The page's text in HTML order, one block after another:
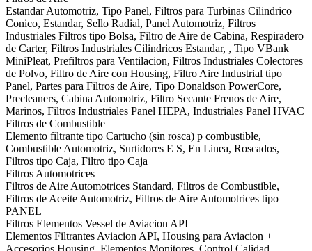
Estandar Automotriz, Tipo Panel, Filtros para Turbinas Cilindrico
Conico, Estandar, Sello Radial, Panel Automotriz, Filtros
Industriales Filtros tipo Bolsa, Filtro de Aire de Cabina, Respiradero
de Carter, Filtros Industriales Cilindricos Estandar, , Tipo VBank
MiniPleat, Prefiltros para Ventilacion, Filtros Industriales Colectores
de Polvo, Filtro de Aire con Housing, Filtro Aire Industrial tipo
Panel, Partes para Filtros de Aire, Tipo Donaldson PowerCore,
Precleaners, Cabina Automotriz, Filtro Secante Frenos de Aire,
Marinos, Filtros Industriales Panel HEPA, Industriales Panel HVAC
Filtros de Combustible
Elemento filtrante tipo Cartucho (sin rosca) p combustible,
Combustible Automotriz, Surtidores E S, En Linea, Roscados,
Filtros tipo Caja, Filtro tipo Caja
Filtros Automotrices
Filtros de Aire Automotrices Standard, Filtros de Combustible,
Filtros de Aceite Automotriz, Filtros de Aire Automotrices tipo
PANEL
Filtros Elementos Vessel de Aviacion API
Elementos Filtrantes Aviacion API, Housing para Aviacion +